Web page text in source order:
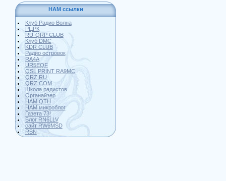
HAM ссылки
Клуб Радио Волна
РЦРК
RU-QRP CLUB
Клуб DMC
KDR CLUB
Радио островок
RA4A
UR5EQF
QSL PRINT RA9MC
QRZ RU
QRZ COM
Школа радистов
Органайзер
HAM QTH
HAM микроблог
Газета 73!
Блог RN6LLV
сайт RW6MSD
RBN